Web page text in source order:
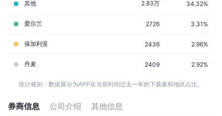
其他 2.83万 34.32%
爱尔兰 2726 3.31%
保加利亚 2436 2.96%
丹麦 2409 2.92%
统计规则：数据展示为APP在当前时间过去一年的下载量和地区占比。
券商信息 公司介绍 其他信息